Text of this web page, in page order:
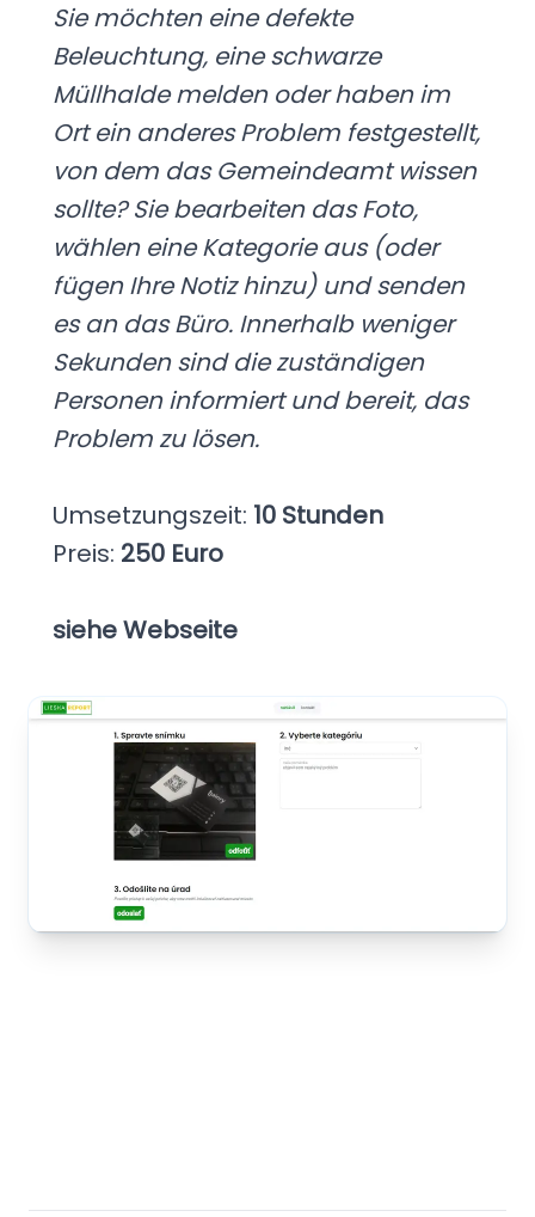
Sie möchten eine defekte
Beleuchtung, eine schwarze
Müllhalde melden oder haben im
Ort ein anderes Problem festgestellt,
von dem das Gemeindeamt wissen
sollte? Sie bearbeiten das Foto,
wählen eine Kategorie aus (oder
fügen Ihre Notiz hinzu) und senden
es an das Büro. Innerhalb weniger
Sekunden sind die zuständigen
Personen informiert und bereit, das
Problem zu lösen.
Umsetzungszeit: 10 Stunden
Preis: 250 Euro
siehe Webseite